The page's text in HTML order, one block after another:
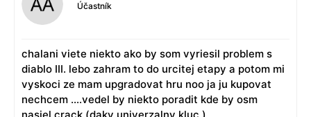
Účastník
chalani viete niekto ako by som vyriesil problem s
diablo III. lebo zahram to do urcitej etapy a potom mi
vyskoci ze mam upgradovat hru noo ja ju kupovat
nechcem ….vedel by niekto poradit kde by osm